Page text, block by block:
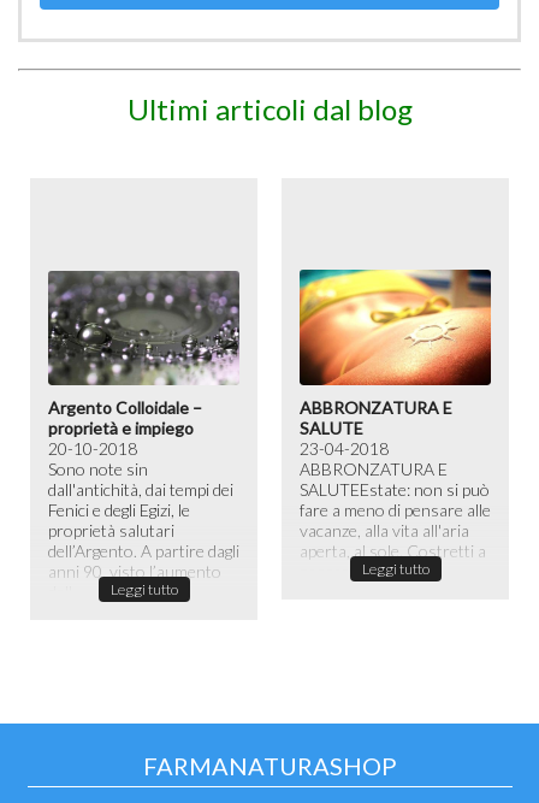
Ultimi articoli dal blog
Argento Colloidale –
proprietà e impiego
20-10-2018
Sono note sin
dall'antichità, dai tempi dei
Fenici e degli Egizi, le
proprietà salutari
dell’Argento. A partire dagli
anni 90, visto l’aumento
Leggi tutto
ABBRONZATURA E
SALUTE
23-04-2018
ABBRONZATURA E
SALUTE​ Estate: non si può
fare a meno di pensare alle
vacanze, alla vita all'aria
aperta, al sole. Costretti a
passare la maggior ...
Leggi tutto
FARMANATURASHOP